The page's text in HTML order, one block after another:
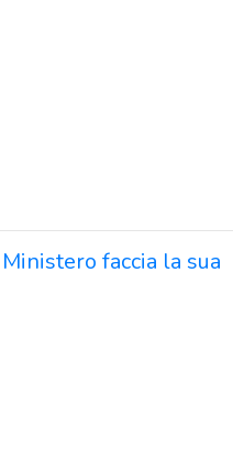
faccia la sua